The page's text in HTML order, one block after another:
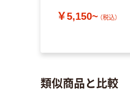
￥5,150~ （税込）
類似商品と比較